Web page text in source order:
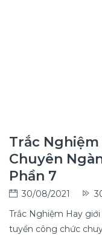
Trắc
Chuyên
Phần 7
30/08/2021
Trắc Nghiệm Hay
tuyển công chức